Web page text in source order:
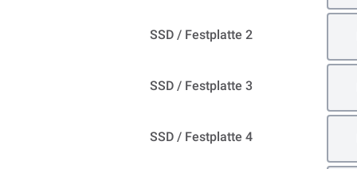
SSD / Festplatte 2
SSD / Festplatte 3
SSD / Festplatte 4